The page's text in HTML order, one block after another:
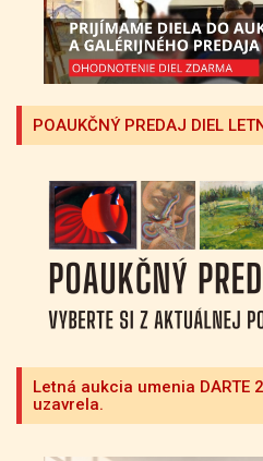
POAUKČNÝ PREDAJ DIEL
Letná aukcia umenia DARTE
uzavrela.